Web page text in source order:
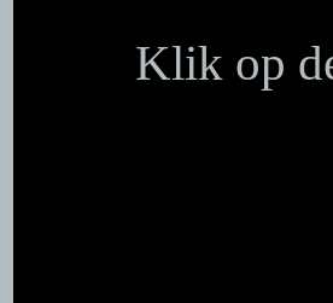
Klik op